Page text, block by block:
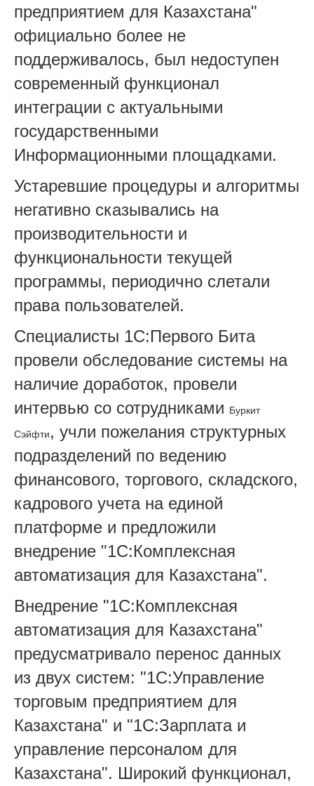
предприятием для Казахстана"
официально более не
поддерживалось, был недоступен
современный функционал
интеграции с актуальными
государственными
Информационными площадками.
Устаревшие процедуры и алгоритмы
негативно сказывались на
производительности и
функциональности текущей
программы, периодично слетали
права пользователей.
Специалисты 1С:Первого Бита
провели обследование системы на
наличие доработок, провели
интервью со сотрудниками Буркит
Сэйфти, учли пожелания структурных
подразделений по ведению
финансового, торгового, складского,
кадрового учета на единой
платформе и предложили
внедрение "1С:Комплексная
автоматизация для Казахстана".
Внедрение "1С:Комплексная
автоматизация для Казахстана"
предусматривало перенос данных
из двух систем: "1С:Управление
торговым предприятием для
Казахстана" и "1С:Зарплата и
управление персоналом для
Казахстана". Широкий функционал,